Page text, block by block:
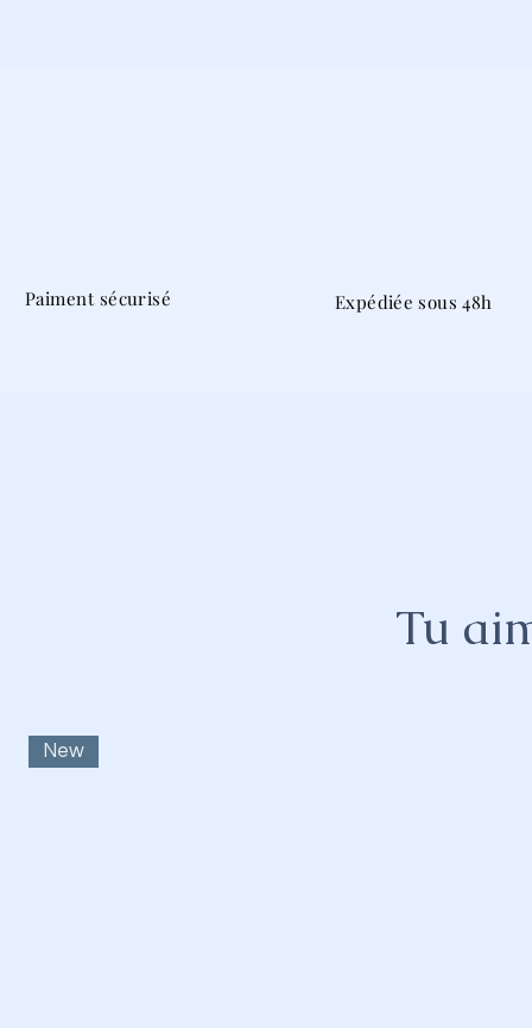
Tu
New
Paiment sécurisé Expédiée sous 48h